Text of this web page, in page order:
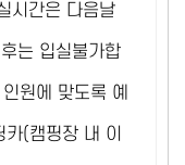
시간은 다음날
는 입실불가합
원에 맞도록 예
(캠핑장 내 이